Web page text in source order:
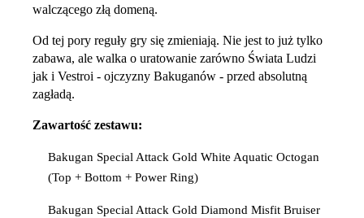
walczącego złą domeną.
Od tej pory reguły gry się zmieniają. Nie jest to już tylko
zabawa, ale walka o uratowanie zarówno Świata Ludzi
jak i Vestroi - ojczyzny Bakuganów - przed absolutną
zagładą.
Zawartość zestawu:
Bakugan Special Attack Gold White Aquatic Octogan
(Top + Bottom + Power Ring)
Bakugan Special Attack Gold Diamond Misfit Bruiser